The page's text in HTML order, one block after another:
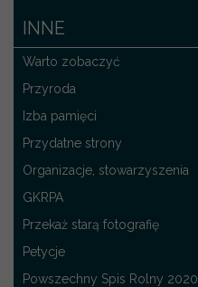
INNE
Warto zobaczyć
Przyroda
Izba pamięci
Przydatne strony
Organizacje, stowarzyszenia
GKRPA
Przekaż starą fotografię
Petycje
Powszechny Spis Rolny 2020